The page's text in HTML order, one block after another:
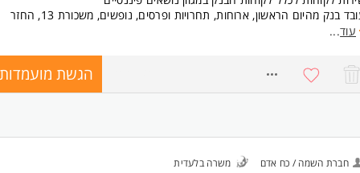
עובד בנק מהיום הראשון, ארוחות, תחרויות ופרסים, נופשים, משכורת 13, החזר
גני ילדים ועוד המון הטבות!
ימי שישי לסירוגין 8:00-13:00
ביטוי מצוין, וורבאליות- חובה
למידה ושליטה מלאה בישומי מחשב המשרה מיועדת לנשים ולגברים
עוד...
הגשת מועמדות
חברת השמה / כח אדם משרה בלעדית